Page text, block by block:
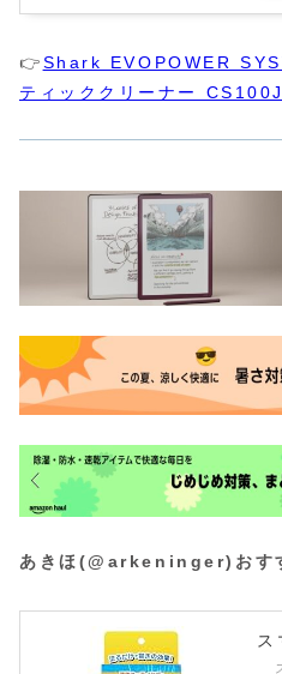
👉Shark EVOPOWER
ティッククリーナー CS100J
あきほ(@arkeninger)おす
ス